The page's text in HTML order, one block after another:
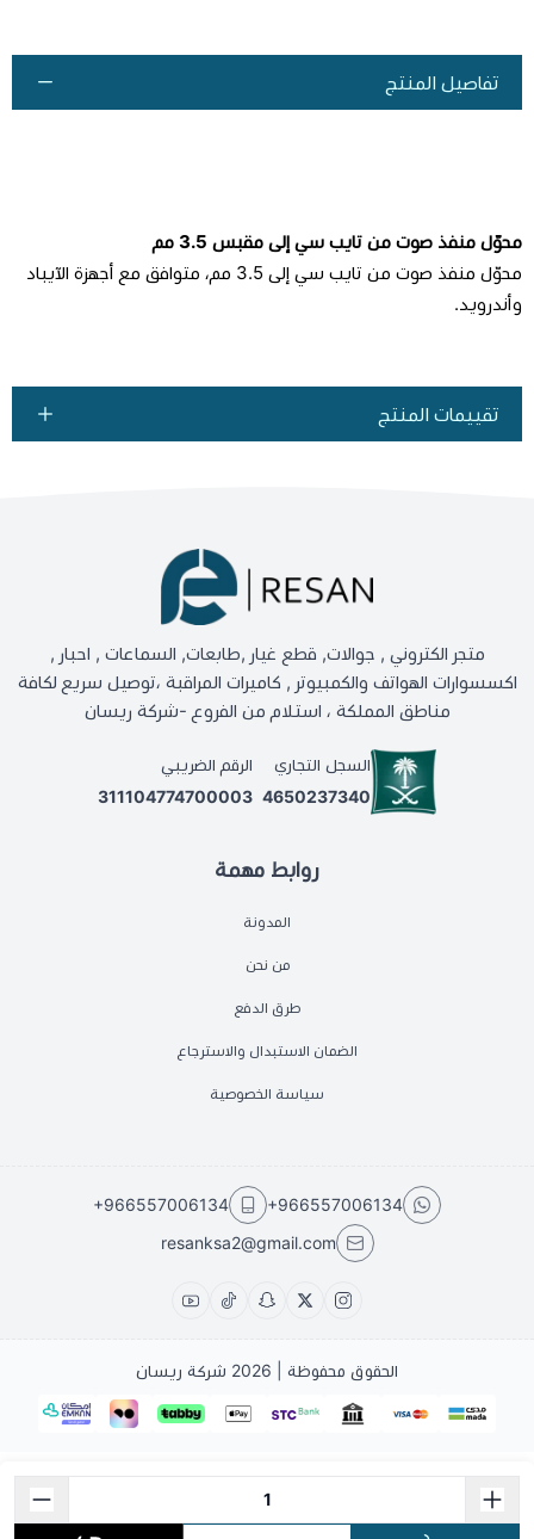
تفاصيل المنتج
محوّل منفذ صوت من تايب سي إلى مقبس 3.5 مم
محوّل منفذ صوت من تايب سي إلى 3.5 مم، متوافق مع أجهزة الآيباد
وأندرويد.
تقييمات المنتج
روابط مهمة
المدونة
من نحن
طرق الدفع
الضمان الاستبدال والاسترجاع
سياسة الخصوصية
متجر الكتروني , جوالات, قطع غيار ,طابعات, السماعات , احبار ,
اكسسوارات الهواتف والكمبيوتر , كاميرات المراقبة ،توصيل سريع لكافة
مناطق المملكة ، استلام من الفروع -شركة ريسان
السجل التجاري
4650237340
الرقم الضريبي
311104774700003
+966557006134
+966557006134
resanksa2@gmail.com
الحقوق محفوظة | 2026 شركة ريسان